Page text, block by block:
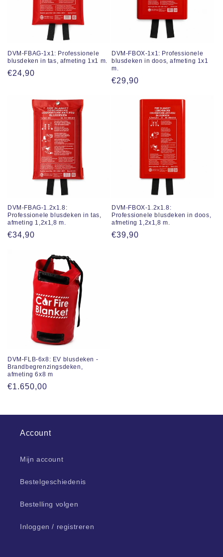
:
B
DVM-FBAG-1x1: Professionele
blusdeken in tas, afmeting 1x1 m.
Normale
€24,90
DVM-FBOX-1x1: Professionele
blusdeken in doos, afmeting 1x1
m.
Reguliere
€29,90
DVM-FBAG-1.2x1.8:
Professionele blusdeken in tas,
afmeting 1,2x1,8 m.
Reguliere
€34,90
DVM-FBOX-1.2x1.8:
Professionele blusdeken in doos,
afmeting 1,2x1,8 m.
Normale
€39,90
DVM-FLB-6x8: EV blusdeken -
Brandbegrenzingsdeken,
afmeting 6x8 m
Normale
€1.650,00
Account
Mijn account
Bestelgeschiedenis
Bestelling volgen
Inloggen / registreren